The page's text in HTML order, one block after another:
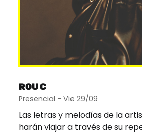
ROU C
Presencial - Vie 29/09
Las letras y melodías de la
harán viajar a través de su